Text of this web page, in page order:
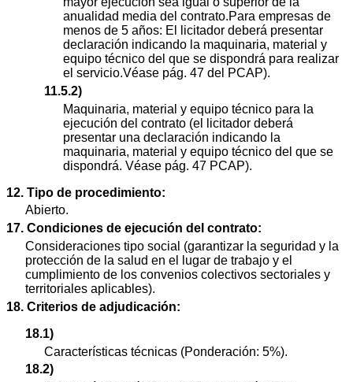
anualidad media del contrato.Para empresas de
menos de 5 años: El licitador deberá presentar
declaración indicando la maquinaria, material y
equipo técnico del que se dispondrá para realizar
el servicio.Véase pág. 47 del PCAP).
11.5.2)
Maquinaria, material y equipo técnico para la
ejecución del contrato (el licitador deberá
presentar una declaración indicando la
maquinaria, material y equipo técnico del que se
dispondrá. Véase pág. 47 PCAP).
12. Tipo de procedimiento:
Abierto.
17. Condiciones de ejecución del contrato:
Consideraciones tipo social (garantizar la seguridad y la
protección de la salud en el lugar de trabajo y el
cumplimiento de los convenios colectivos sectoriales y
territoriales aplicables).
18. Criterios de adjudicación:
18.1)
Características técnicas (Ponderación: 5%).
18.2)